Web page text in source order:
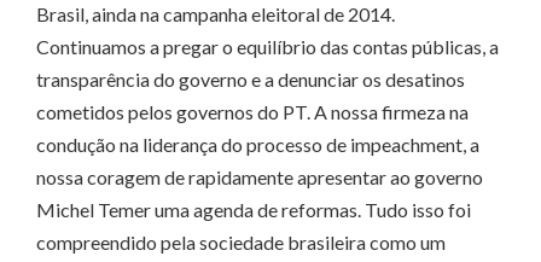
Brasil, ainda na campanha eleitoral de 2014.
Continuamos a pregar o equilíbrio das contas públicas, a
transparência do governo e a denunciar os desatinos
cometidos pelos governos do PT. A nossa firmeza na
condução na liderança do processo de impeachment, a
nossa coragem de rapidamente apresentar ao governo
Michel Temer uma agenda de reformas. Tudo isso foi
compreendido pela sociedade brasileira como um